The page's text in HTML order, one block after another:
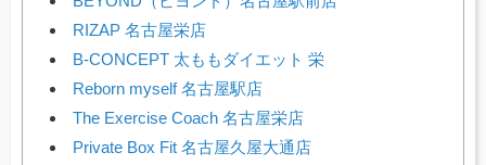
RIZAP 名古屋栄店
B-CONCEPT 太ももダイエット 栄
Reborn myself 名古屋駅店
The Exercise Coach 名古屋栄店
Private Box Fit 名古屋久屋大通店